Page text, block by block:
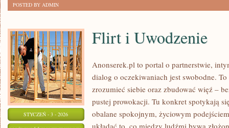
POSTED BY ADMIN
STYCZEŃ - 3 - 2026
Flirt i Uwodzenie
Anonserek.pl to portal o partnerstwie,
dialog o oczekiwaniach jest swobodne.
zrozumieć siebie oraz zbudować więź –
pustej prowokacji. Tu konkret spotykają
obalane spokojnym, życiowym
układać to, co między ludźmi bywa